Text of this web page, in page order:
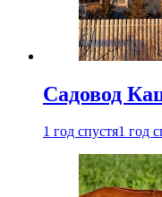
Садовод
1 год спустя1 год